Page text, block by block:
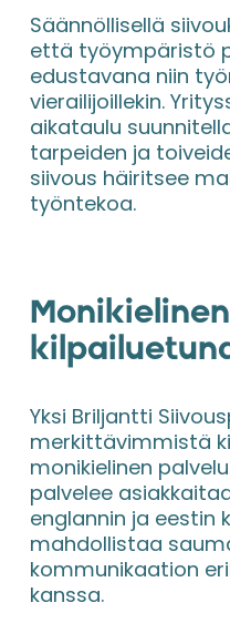
Säännöllisellä
että työympäristö
edustavana niin
vierailijoillekin.
aikataulu
tarpeiden ja
siivous häiritsee
työntekoa.
Yksi Briljantti
merkittävimmistä
monikielinen
palvelee
englannin ja eestin
mahdollistaa
kommunikaation
kanssa.